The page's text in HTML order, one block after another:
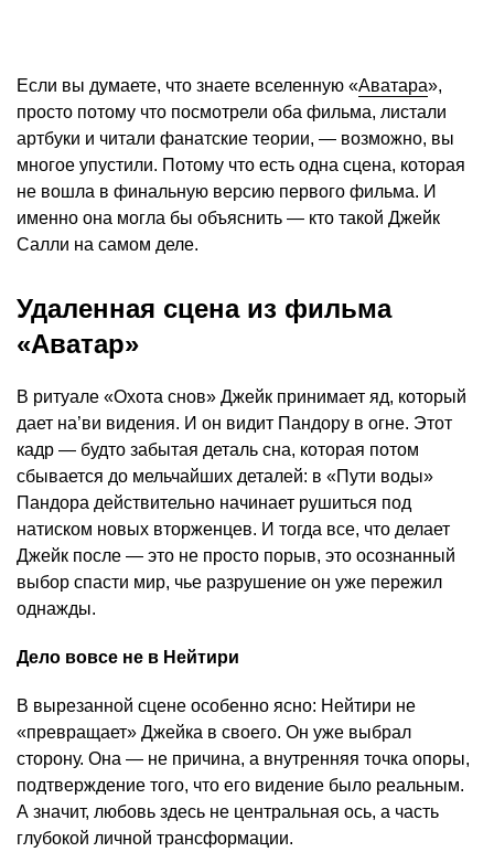
Если вы думаете, что знаете вселенную «Аватара»,
просто потому что посмотрели оба фильма, листали
артбуки и читали фанатские теории, — возможно, вы
многое упустили. Потому что есть одна сцена, которая
не вошла в финальную версию первого фильма. И
именно она могла бы объяснить — кто такой Джейк
Салли на самом деле.
Удаленная сцена из фильма
«Аватар»
В ритуале «Охота снов» Джейк принимает яд, который
дает на’ви видения. И он видит Пандору в огне. Этот
кадр — будто забытая деталь сна, которая потом
сбывается до мельчайших деталей: в «Пути воды»
Пандора действительно начинает рушиться под
натиском новых вторженцев. И тогда все, что делает
Джейк после — это не просто порыв, это осознанный
выбор спасти мир, чье разрушение он уже пережил
однажды.
Дело вовсе не в Нейтири
В вырезанной сцене особенно ясно: Нейтири не
«превращает» Джейка в своего. Он уже выбрал
сторону. Она — не причина, а внутренняя точка опоры,
подтверждение того, что его видение было реальным.
А значит, любовь здесь не центральная ось, а часть
глубокой личной трансформации.